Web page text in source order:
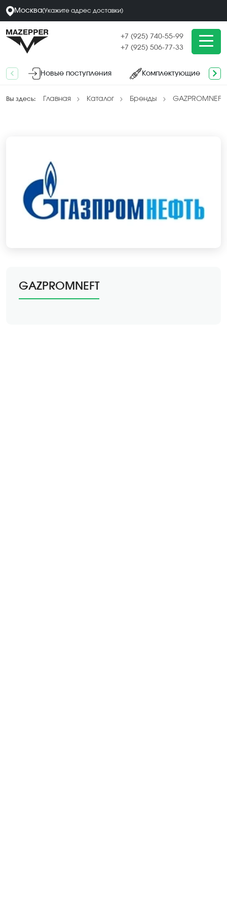
Москва(Укажите адрес доставки)
+7 (925) 740-55-99
+7 (925) 506-77-33
Новые поступления Комплектующие
Вы здесь: Главная Каталог Бренды GAZPROMNEFT
GAZPROMNEFT